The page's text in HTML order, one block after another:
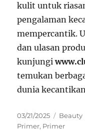
kulit untuk
pengalaman
mempercantik.
dan ulasan
kunjungi
temukan
dunia
Posted
on
03/21/2025 Beauty
Primer, Primer